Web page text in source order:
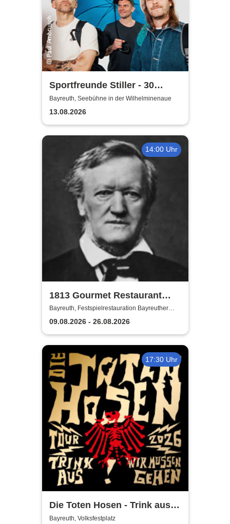
Sportfreunde Stiller - 30
wunderbaren Jahren
Bayreuth, Seebühne in der Wilhelminenaue
13.08.2026
14:00 Uhr
1813 Gourmet Restaurant
2026
Bayreuth, Festspielrestauration Bayreuther
Festspiele
09.08.2026 - 26.08.2026
17:30 Uhr
Die Toten Hosen - Trink aus!
Wir müssen gehen - Tour
Bayreuth, Volksfestplatz